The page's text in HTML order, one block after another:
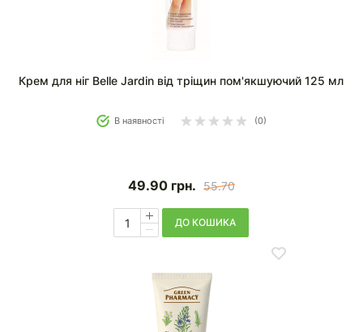
Крем для ніг Belle Jardin від тріщин пом'якшуючий 125 мл
В наявності (0)
49.90 грн. 55.70
ДО КОШИКА